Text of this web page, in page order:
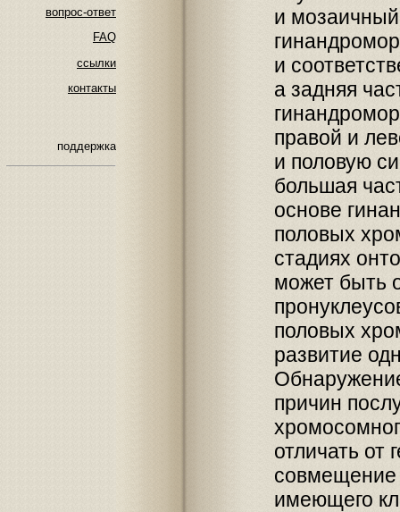
вопрос-ответ
FAQ
ссылки
контакты
поддержка
и
и
а задняя
правой и
и половую
большая
основе
половых
стадиях
может быть
половых
развитие
причин
отличать от
совмещение
имеющего